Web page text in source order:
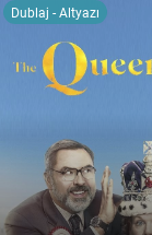
Dublaj - Altyazı